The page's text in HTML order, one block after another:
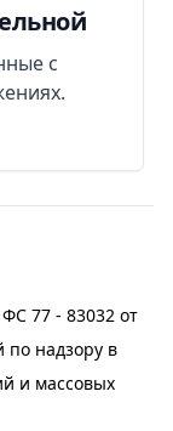
с
77 - 83032 от
по надзору в
и массовых